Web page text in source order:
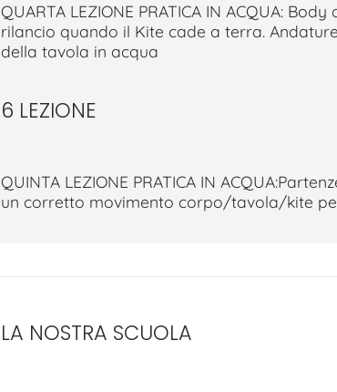
QUARTA LEZIONE PRATICA IN ACQUA:
rilancio quando il Kite cade a terra.
della tavola in acqua
6 LEZIONE
QUINTA LEZIONE PRATICA IN
un corretto movimento corpo/tavola/kite
LA NOSTRA SCUOLA